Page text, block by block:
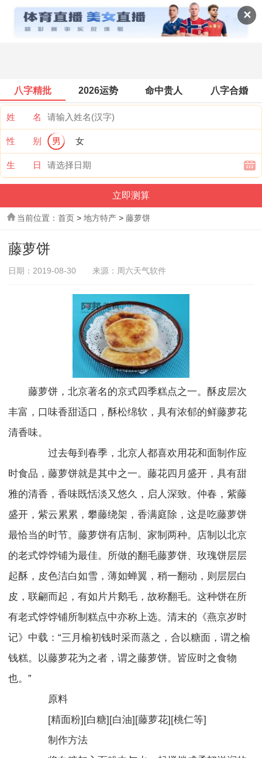
✕
地方特产
八字精批 2026运势 命中贵人 八字合婚
姓 名
性 别 男 女
生 日
当前位置： 首页> 地方特产> 藤萝饼
藤萝饼
日期：2019-08-30 来源：周六天气软件
藤萝饼，北京著名的京式四季糕点之一。酥皮层次
丰富，口味香甜适口，酥松绵软，具有浓郁的鲜藤萝花
清香味。
过去每到春季，北京人都喜欢用花和面制作应
时食品，藤萝饼就是其中之一。藤花四月盛开，具有甜
雅的清香，香味既恬淡又悠久，启人深致。仲春，紫藤
盛开，紫云累累，攀藤绕架，香满庭除，这是吃藤萝饼
最恰当的时节。藤萝饼有店制、家制两种。店制以北京
的老式饽饽铺为最佳。所做的翻毛藤萝饼、玫瑰饼层层
起酥，皮色洁白如雪，薄如蝉翼，稍一翻动，则层层白
皮，联翩而起，有如片片鹅毛，故称翻毛。这种饼在所
有老式饽饽铺所制糕点中亦称上选。清末的《燕京岁时
记》中载：“三月榆初钱时采而蒸之，合以糖面，谓之榆
钱糕。以藤萝花为之者，谓之藤萝饼。皆应时之食物
也。”
原料
[精面粉][白糖][白油][藤萝花][桃仁等]
制作方法